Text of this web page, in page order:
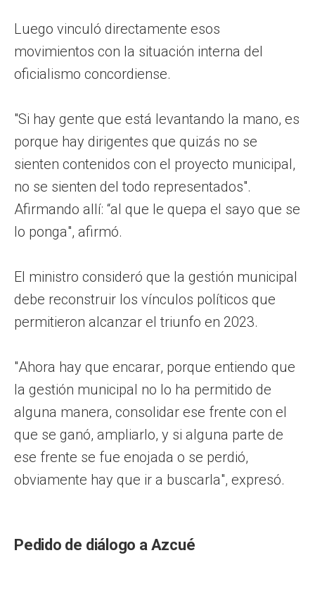
Luego vinculó directamente esos
movimientos con la situación interna del
oficialismo concordiense.
"Si hay gente que está levantando la mano, es
porque hay dirigentes que quizás no se
sienten contenidos con el proyecto municipal,
no se sienten del todo representados".
Afirmando allí: “al que le quepa el sayo que se
lo ponga", afirmó.
El ministro consideró que la gestión municipal
debe reconstruir los vínculos políticos que
permitieron alcanzar el triunfo en 2023.
"Ahora hay que encarar, porque entiendo que
la gestión municipal no lo ha permitido de
alguna manera, consolidar ese frente con el
que se ganó, ampliarlo, y si alguna parte de
ese frente se fue enojada o se perdió,
obviamente hay que ir a buscarla", expresó.
Pedido de diálogo a Azcué